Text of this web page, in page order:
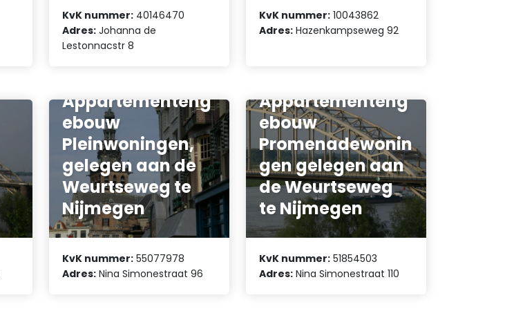
KvK nummer: 40146470
Adres: Johanna de
Lestonnacstr 8
KvK nummer: 10043862
Adres: Hazenkampseweg 92
Appartementeng
ebouw
Pleinwoningen,
gelegen aan de
Weurtseweg te
Nijmegen
KvK nummer: 55077978
Adres: Nina Simonestraat 96
Appartementeng
ebouw
Promenadewonin
gen gelegen aan
de Weurtseweg
te Nijmegen
KvK nummer: 51854503
Adres: Nina Simonestraat 110